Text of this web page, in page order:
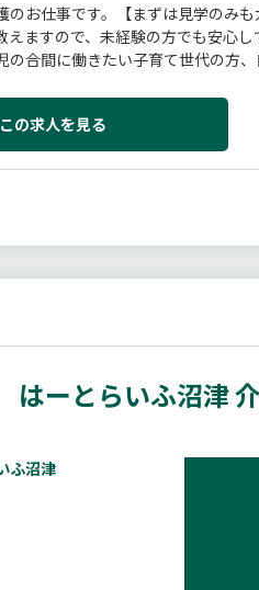
お仕事です。【まずは見学のみ
えますので、未経験の方でも安心
の合間に働きたい子育て世代の方
この求人を見る
ーとらいふ沼津
ふ沼津